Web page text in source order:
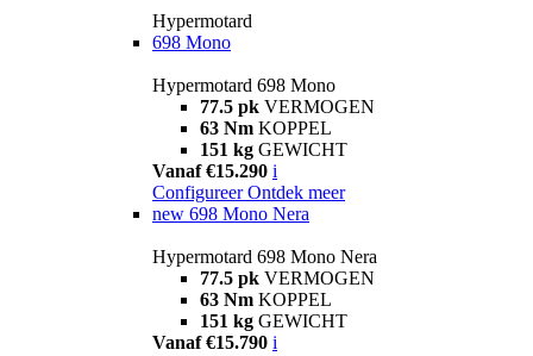
Hypermotard
698 Mono
Hypermotard 698 Mono
77.5 pk VERMOGEN
63 Nm KOPPEL
151 kg GEWICHT
Vanaf €15.290 i
Configureer Ontdek meer
new 698 Mono Nera
Hypermotard 698 Mono Nera
77.5 pk VERMOGEN
63 Nm KOPPEL
151 kg GEWICHT
Vanaf €15.790 i